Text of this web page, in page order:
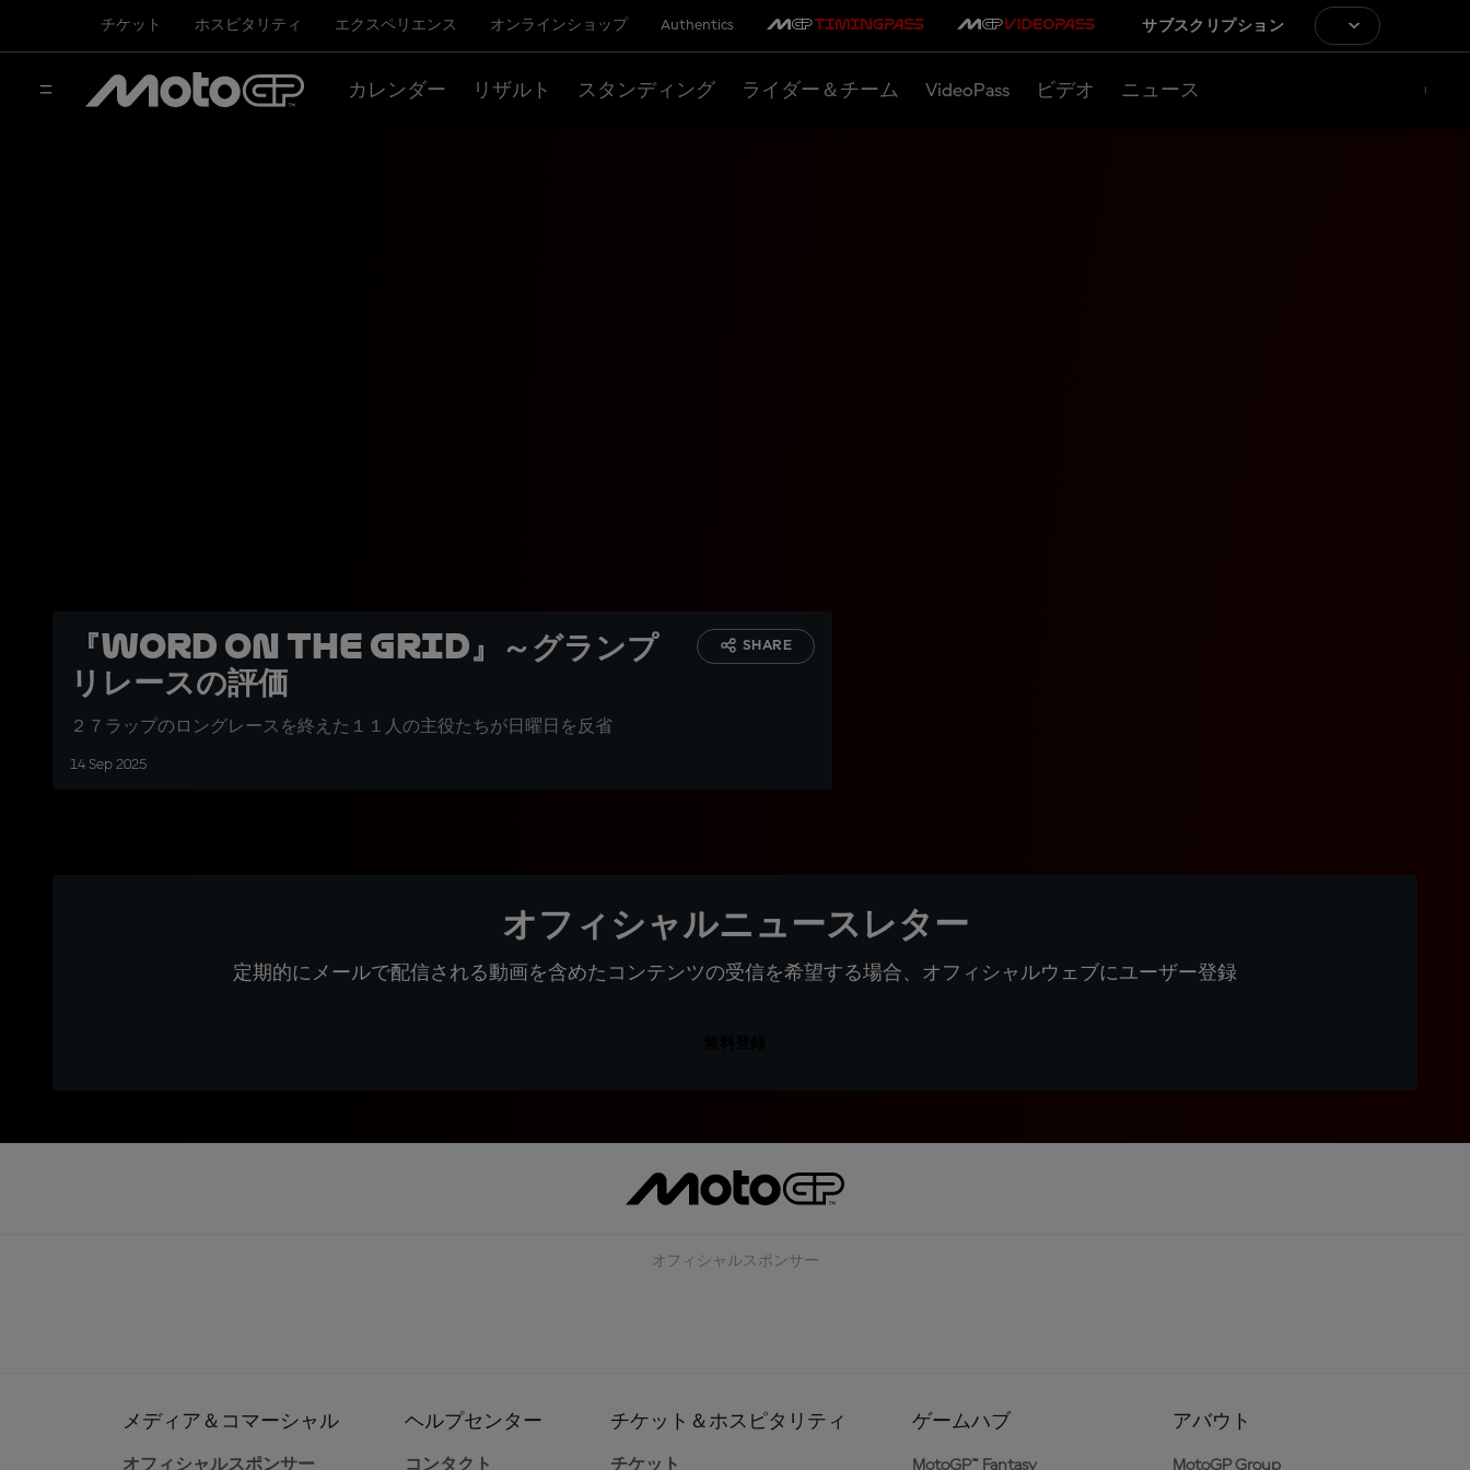
チケット ホスピタリティ エクスペリエンス オンラインショップ Authentics サブスクリプション
カレンダー リザルト スタンディング ライダー＆チーム VideoPass ビデオ ニュース
『Word on the grid』～グランプ
リレースの評価
２７ラップのロングレースを終えた１１人の主役たちが日曜日を反省
14 Sep 2025
SHARE
オフィシャルニュースレター
定期的にメールで配信される動画を含めたコンテンツの受信を希望する場合、オフィシャルウェブにユーザー登録
オフィシャルスポンサー
メディア＆コマーシャル
オフィシャルスポンサー
ヘルプセンター
コンタクト
チケット＆ホスピタリティ
チケット
ゲームハブ
MotoGP™ Fantasy
アバウト
MotoGP Group